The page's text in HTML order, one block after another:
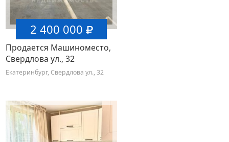
2 400 000
Продается Машиноместо,
Свердлова ул., 32
Екатеринбург, Свердлова ул., 32